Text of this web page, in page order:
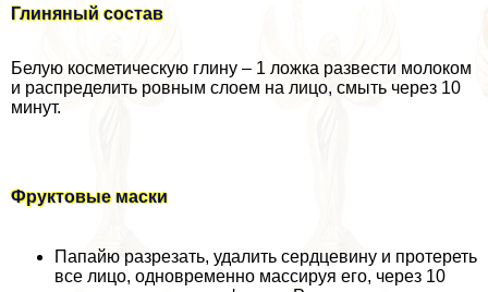
Глиняный состав
Белую косметическую глину – 1 ложка развести молоком
и распределить ровным слоем на лицо, смыть через 10
минут.
Фруктовые маски
Папайю разрезать, удалить сердцевину и протереть
все лицо, одновременно массируя его, через 10